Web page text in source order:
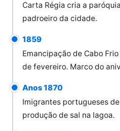
Carta Régia cria a
padroeiro da cidade.
1859
Emancipação de Cabo
de fevereiro. Marco do
Anos 1870
Imigrantes portugueses
produção de sal na lagoa.